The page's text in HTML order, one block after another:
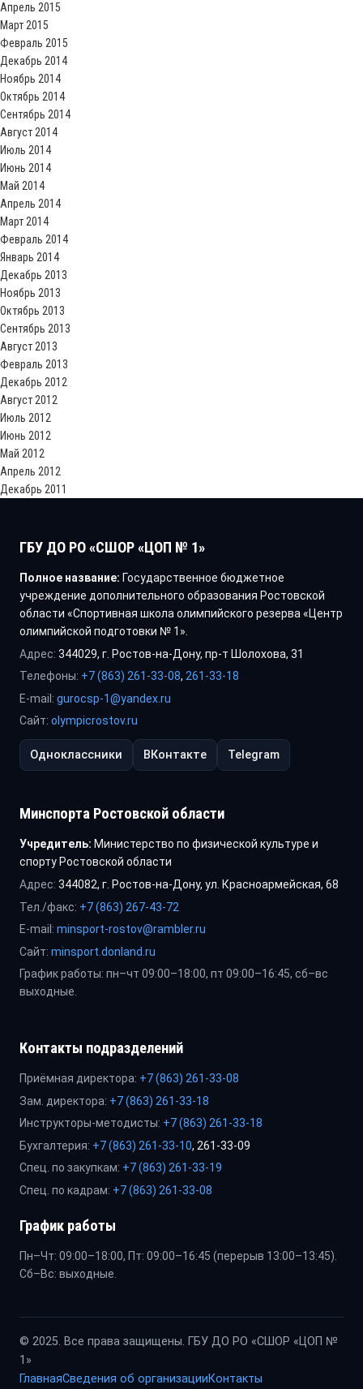
Апрель 2015
Март 2015
Февраль 2015
Декабрь 2014
Ноябрь 2014
Октябрь 2014
Сентябрь 2014
Август 2014
Июль 2014
Июнь 2014
Май 2014
Апрель 2014
Март 2014
Февраль 2014
Январь 2014
Декабрь 2013
Ноябрь 2013
Октябрь 2013
Сентябрь 2013
Август 2013
Февраль 2013
Декабрь 2012
Август 2012
Июль 2012
Июнь 2012
Май 2012
Апрель 2012
Декабрь 2011
ГБУ ДО РО «СШОР «ЦОП № 1»
Полное название: Государственное бюджетное
учреждение дополнительного образования Ростовской
области «Спортивная школа олимпийского резерва «Центр
олимпийской подготовки № 1».
Адрес: 344029, г. Ростов-на-Дону, пр-т Шолохова, 31
Телефоны: +7 (863) 261-33-08, 261-33-18
E-mail: gurocsp-1@yandex.ru
Сайт: olympicrostov.ru
Одноклассники ВКонтакте Telegram
Минспорта Ростовской области
Учредитель: Министерство по физической культуре и
спорту Ростовской области
Адрес: 344082, г. Ростов-на-Дону, ул. Красноармейская, 68
Тел./факс: +7 (863) 267-43-72
E-mail: minsport-rostov@rambler.ru
Сайт: minsport.donland.ru
График работы: пн–чт 09:00–18:00, пт 09:00–16:45, сб–вс
выходные.
Контакты подразделений
Приёмная директора: +7 (863) 261-33-08
Зам. директора: +7 (863) 261-33-18
Инструкторы-методисты: +7 (863) 261-33-18
Бухгалтерия: +7 (863) 261-33-10, 261-33-09
Спец. по закупкам: +7 (863) 261-33-19
Спец. по кадрам: +7 (863) 261-33-08
График работы
Пн–Чт: 09:00–18:00, Пт: 09:00–16:45 (перерыв 13:00–13:45).
Сб–Вс: выходные.
© 2025. Все права защищены. ГБУ ДО РО «СШОР «ЦОП №
1»
ГлавнаяСведения об организацииКонтакты